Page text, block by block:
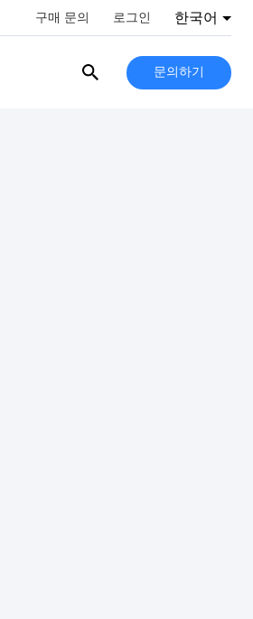
구매 문의 로그인 한국어
문의하기